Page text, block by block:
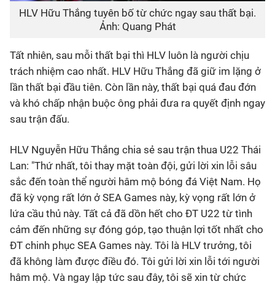
HLV Hữu Thắng tuyên bố từ chức ngay sau thất bại.
Ảnh: Quang Phát
Tất nhiên, sau mỗi thất bại thì HLV luôn là người chịu
trách nhiệm cao nhất. HLV Hữu Thắng đã giữ im lặng ở
lần thất bại đầu tiên. Còn lần này, thất bại quá đau đớn
và khó chấp nhận buộc ông phải đưa ra quyết định ngay
sau trận đấu.
HLV Nguyễn Hữu Thắng chia sẻ sau trận thua U22 Thái
Lan: "Thứ nhất, tôi thay mặt toàn đội, gửi lời xin lỗi sâu
sắc đến toàn thể người hâm mộ bóng đá Việt Nam. Họ
đã kỳ vọng rất lớn ở SEA Games này, kỳ vọng rất lớn ở
lứa cầu thủ này. Tất cả đã dồn hết cho ĐT U22 từ tình
cảm đến những sự đóng góp, tạo thuận lợi tốt nhất cho
ĐT chinh phục SEA Games này. Tôi là HLV trưởng, tôi
đã không làm được điều đó. Tôi gửi lời xin lỗi tới người
hâm mộ. Và ngay lập tức sau đây, tôi sẽ xin từ chức